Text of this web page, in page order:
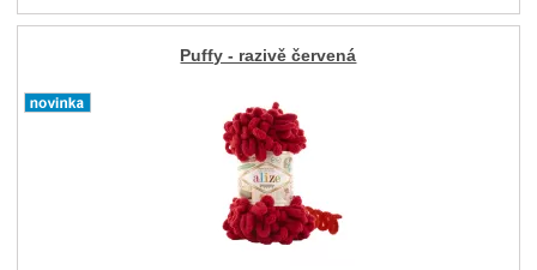
Puffy - razivě červená